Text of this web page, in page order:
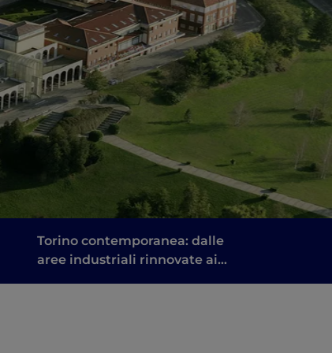
Torino contemporanea: dalle
aree industriali rinnovate ai